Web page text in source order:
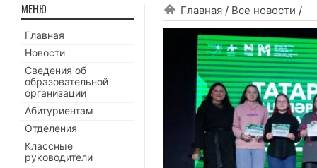
Главная / Все новости /
МЕНЮ
Главная
Новости
Сведения об
образовательной
организации
Абитуриентам
Отделения
Классные
руководители